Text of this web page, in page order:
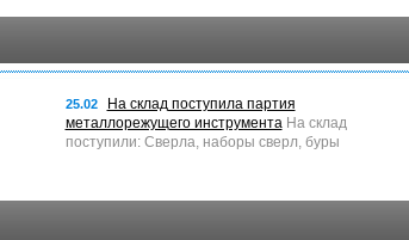
25.02
На склад поступила партия
металлорежущего инструментаНа склад
поступили: Сверла, наборы сверл, буры